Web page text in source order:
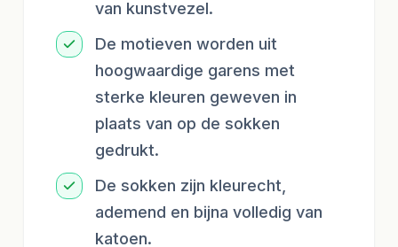
van kunstvezel.
De motieven worden uit
hoogwaardige garens met
sterke kleuren geweven in
plaats van op de sokken
gedrukt.
De sokken zijn kleurecht,
ademend en bijna volledig van
katoen.